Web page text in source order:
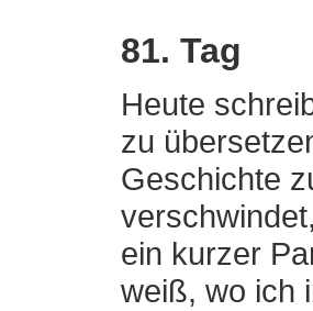
81. Tag
Heute
zu
Geschichte
ein kurzer
weiß, wo ich